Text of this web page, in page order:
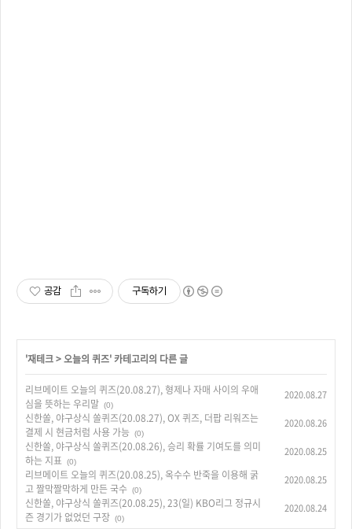
공감 구독하기
'재테크>오늘의 퀴즈' 카테고리의 다른 글
리브메이트 오늘의 퀴즈(20.08.27), 형제나 자매 사이의 우애
심을 뜻하는 우리말 (0)
2020.08.27
신한쏠, 야구상식 쏠퀴즈(20.08.27), OX 퀴즈, 더팝 리워즈는
결제 시 현금처럼 사용 가능
(0)
2020.08.26
신한쏠, 야구상식 쏠퀴즈(20.08.26), 승리 확률 기여도를 의미
하는 지표
(0)
2020.08.25
리브메이트 오늘의 퀴즈(20.08.25), 옥수수 반죽을 이용해 굵
고 짤막짤막하게 만든 국수 (0)
2020.08.25
신한쏠, 야구상식 쏠퀴즈(20.08.25), 23(일) KBO리그 정규시
즌 경기가 없었던 구장 (0)
2020.08.24